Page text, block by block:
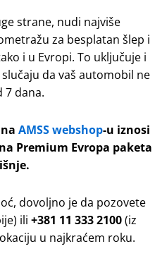
strane, nudi najviše
za besplatan šlep i
i u Evropi. To uključuje i
da vaš automobil ne
7 dana.
AMSS webshop-u iznosi
Premium Evropa paketa
dovoljno je da pozovete
ili +381 11 333 2100(iz
u najkraćem roku.